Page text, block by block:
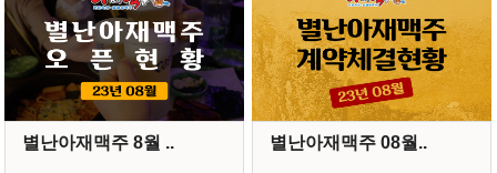
별난아재맥주 8월 .. 별난아재맥주 08월..